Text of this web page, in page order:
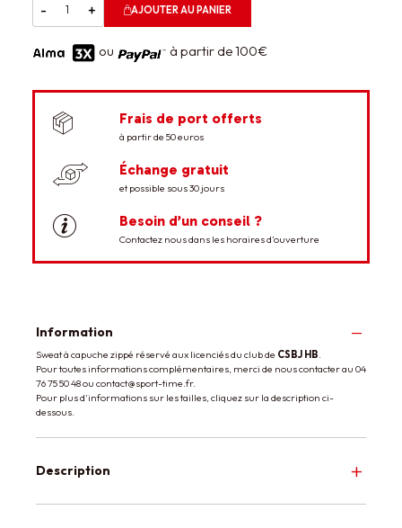
- + AJOUTER AU PANIER
ou à partir de 100€
Frais de port offerts
à partir de 50 euros
Échange gratuit
et possible sous 30 jours
Besoin d’un conseil ?
Contactez nous dans les horaires d’ouverture
Information
Sweat à capuche zippé réservé aux licenciés du club de CSBJ HB
Pour toutes informations complémentaires, merci de nous contacter au 04
76 75 50 48 ou contact@sport-time.fr.
Pour plus d'informations sur les tailles, cliquez sur la description ci-
dessous.
Description